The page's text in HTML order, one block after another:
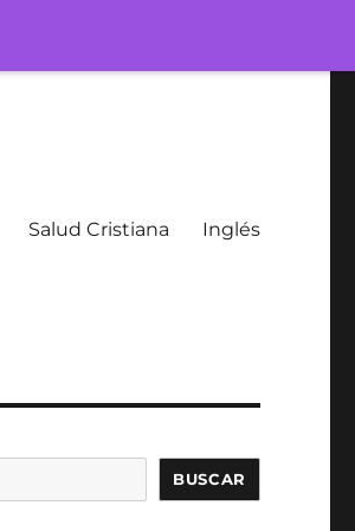
Salud Cristiana Inglés
BUSCAR